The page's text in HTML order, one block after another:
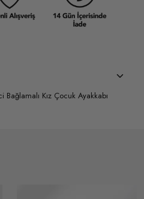
Bağlamalı Kız Çocuk Ayakkabı